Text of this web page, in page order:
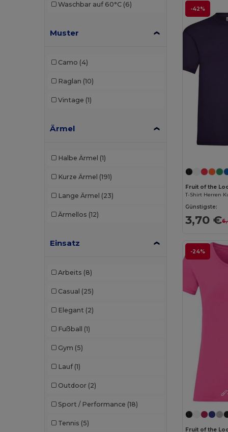
Waschbar auf 60°C (6)
Muster
Camo (4)
Raglan (10)
Vintage (1)
Ärmel
Halbe Ärmel (1)
Kurze Ärmel (191)
Lange Ärmel (23)
Ärmellos (12)
Einsatz
Arbeits (8)
Casual (25)
Elegant (2)
Fußball (1)
Gym (5)
Lauf (1)
Outdoor (2)
Sport / Performance (18)
Tennis (5)
-42%
Fruit of the
T-Shirt Herren
Günstigste:
3,70 €
-24%
Fruit of the